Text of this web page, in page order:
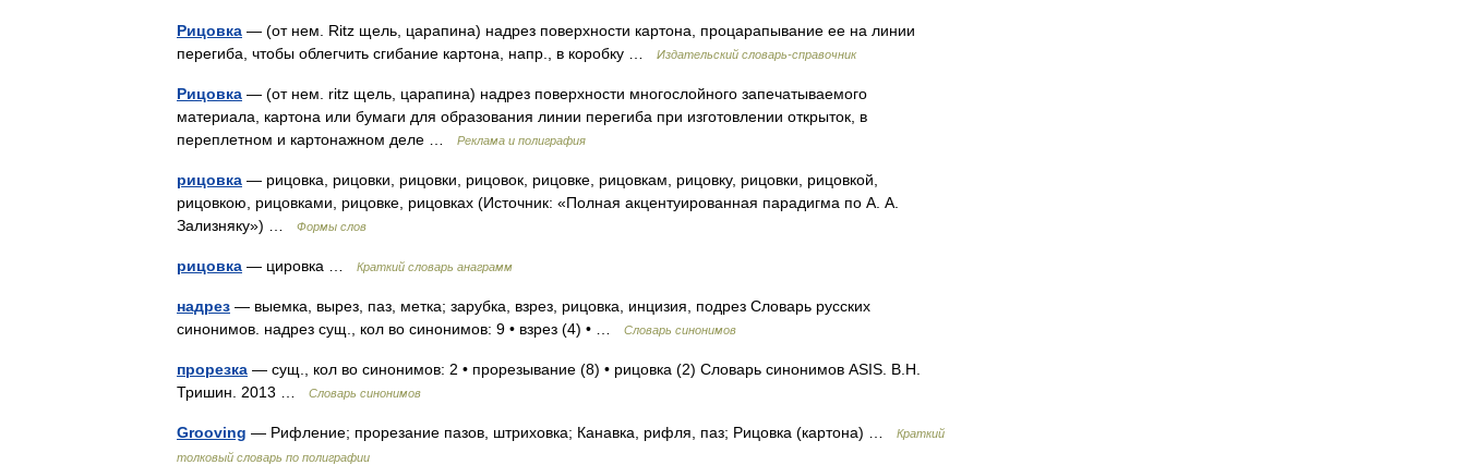
Рицовка — (от нем. Ritz щель, царапина) надрез поверхности картона, процарапывание ее на линии
перегиба, чтобы облегчить сгибание картона, напр., в коробку …
Издательский словарь-справочник
Рицовка — (от нем. ritz щель, царапина) надрез поверхности многослойного запечатываемого
материала, картона или бумаги для образования линии перегиба при изготовлении открыток, в
переплетном и картонажном деле …
Реклама и полиграфия
рицовка — рицовка, рицовки, рицовки, рицовок, рицовке, рицовкам, рицовку, рицовки, рицовкой,
рицовкою, рицовками, рицовке, рицовках (Источник: «Полная акцентуированная парадигма по А. А.
Зализняку») …
Формы слов
рицовка — цировка … Краткий словарь анаграмм
надрез — выемка, вырез, паз, метка; зарубка, взрез, рицовка, инцизия, подрез Словарь русских
синонимов. надрез сущ., кол во синонимов: 9 • взрез (4) • …
Словарь синонимов
прорезка — сущ., кол во синонимов: 2 • прорезывание (8) • рицовка (2) Словарь синонимов ASIS. В.Н.
Тришин. 2013 …
Словарь синонимов
Grooving — Рифление; прорезание пазов, штриховка; Канавка, рифля, паз; Рицовка (картона) …
Краткий
толковый словарь по полиграфии